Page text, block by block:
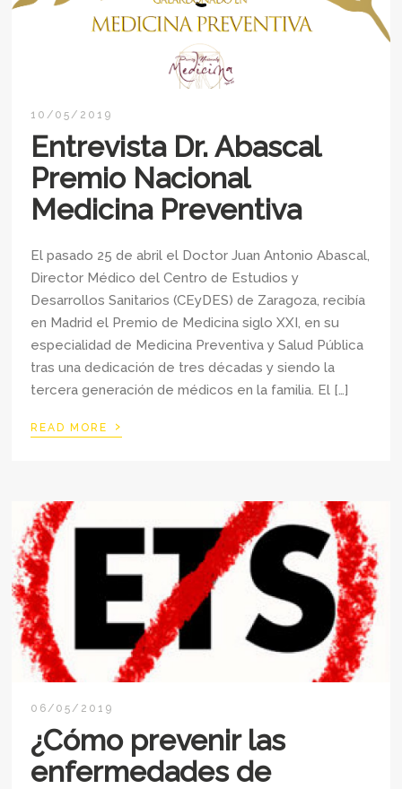
10/05/2019
Entrevista Dr. Abascal
Premio Nacional
Medicina Preventiva
El pasado 25 de abril el Doctor Juan Antonio Abascal,
Director Médico del Centro de Estudios y
Desarrollos Sanitarios (CEyDES) de Zaragoza, recibía
en Madrid el Premio de Medicina siglo XXI, en su
especialidad de Medicina Preventiva y Salud Pública
tras una dedicación de tres décadas y siendo la
tercera generación de médicos en la familia. El […]
READ MORE ›
06/05/2019
¿Cómo prevenir las
enfermedades de